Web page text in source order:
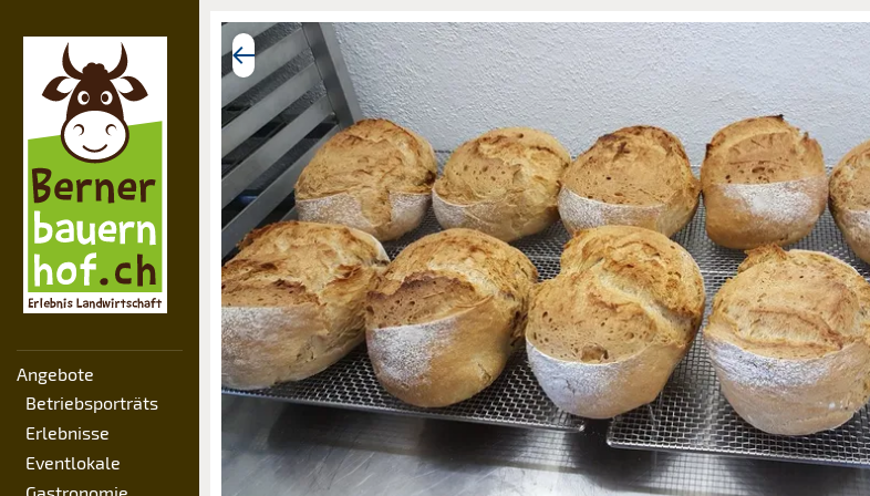
Angebote
Betriebsporträts
Erlebnisse
Eventlokale